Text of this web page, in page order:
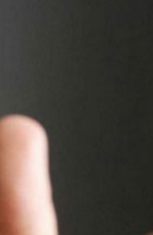
getrouwd met Travis